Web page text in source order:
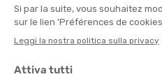
pause e evitare di sedersi
Utilizzi unrepellente,
soprattutto per i bambini e le
pelle o direttamente sui vestiti.